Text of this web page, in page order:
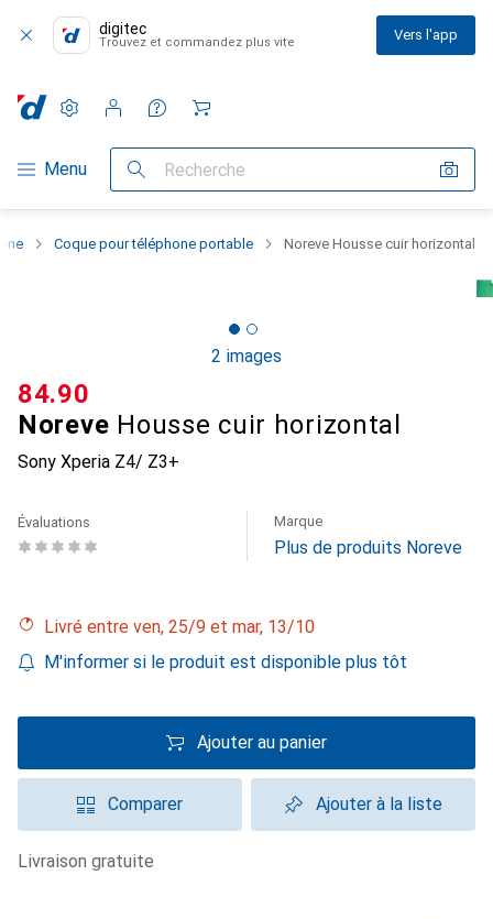
digitec
Trouvez et commandez plus vite Vers l'app
Navigation par catégorie
Menu Recherche
Paramètres
Compte client
Listes de comparaison
Listes d'envies
Panier
Coque pour téléphone portable Noreve Housse cuir horizontal
2 images
Noreve Housse cuir horizontal
Sony Xperia Z4/ Z3+
CHF
84.90
Évaluations Marque
Plus de produits Noreve
Livré entre ven, 25/9 et mar, 13/10
M'informer si le produit est disponible plus tôt
Ajouter au panier
Comparer Ajouter à la liste
livraison gratuite